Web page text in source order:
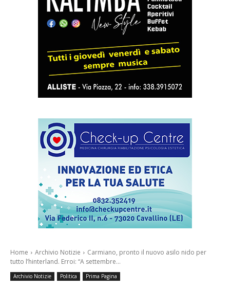
Home Archivio Notizie
Carmiano, pronto il nuovo asilo nido per
tutto l’hinterland. Erroi: “A settembre...
Archivio Notizie Politica Prima Pagina